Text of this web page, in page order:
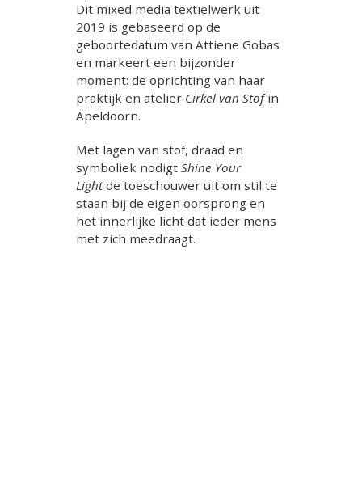
Dit mixed media textielwerk uit
2019 is gebaseerd op de
geboortedatum van Attiene Gobas
en markeert een bijzonder
moment: de oprichting van haar
praktijk en atelier Cirkel van Stofin
Apeldoorn.
Met lagen van stof, draad en
symboliek nodigt Shine Your
Lightde toeschouwer uit om stil te
staan bij de eigen oorsprong en
het innerlijke licht dat ieder mens
met zich meedraagt.